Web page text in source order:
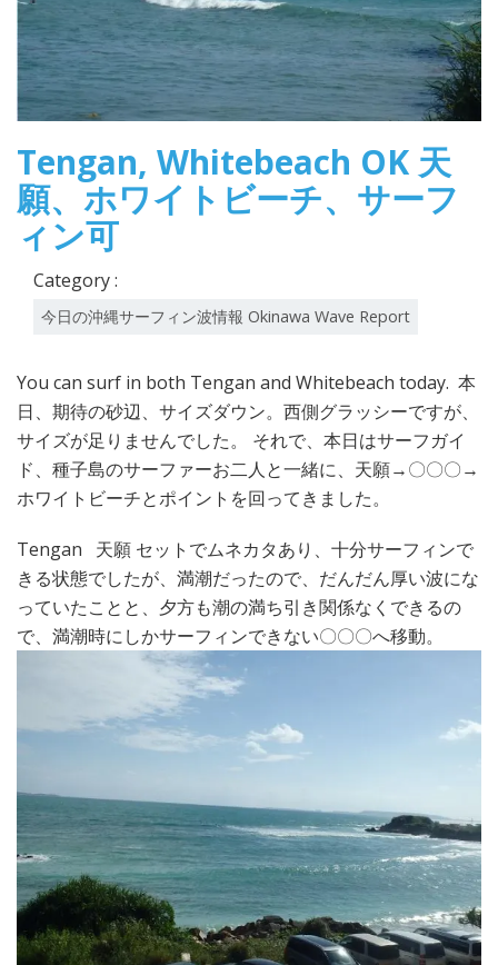
Tengan, Whitebeach OK 天
願、ホワイトビーチ、サーフ
ィン可
Category :
今日の沖縄サーフィン波情報 Okinawa Wave Report
You can surf in both Tengan and Whitebeach today. 本
日、期待の砂辺、サイズダウン。西側グラッシーですが、
サイズが足りませんでした。 それで、本日はサーフガイ
ド、種子島のサーファーお二人と一緒に、天願→〇〇〇→
ホワイトビーチとポイントを回ってきました。
Tengan 天願 セットでムネカタあり、十分サーフィンで
きる状態でしたが、満潮だったので、だんだん厚い波にな
っていたことと、夕方も潮の満ち引き関係なくできるの
で、満潮時にしかサーフィンできない〇〇〇へ移動。